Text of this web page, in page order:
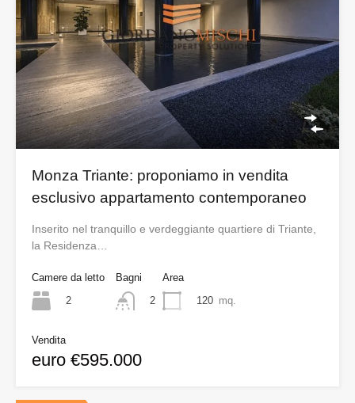
Monza Triante: proponiamo in vendita
esclusivo appartamento contemporaneo
Inserito nel tranquillo e verdeggiante quartiere di Triante,
la Residenza…
Camere da letto
2
Bagni
2
Area
120 mq.
Vendita
euro €595.000